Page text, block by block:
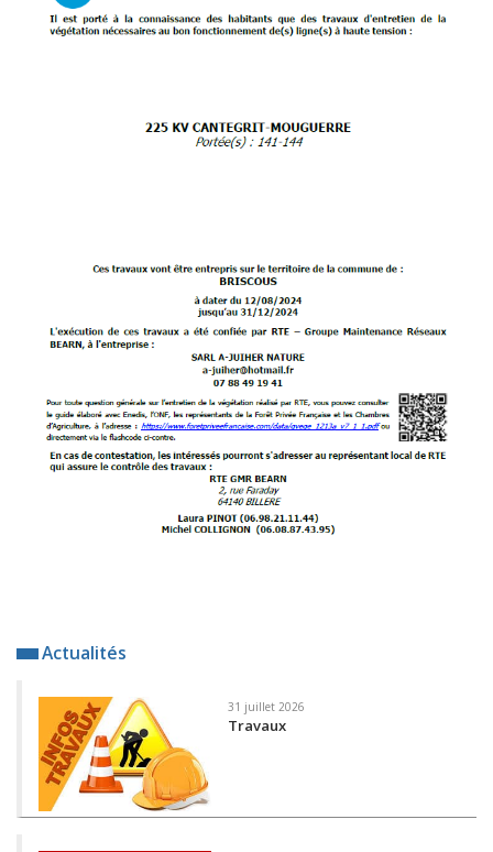
Actualités
31 juillet 2026
Travaux